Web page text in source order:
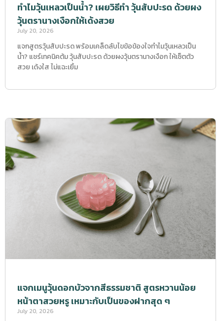
ทำไมวุ้นเหลวเป็นน้ำ? เผยวิธีทำ วุ้นสับปะรด ด้วยผง
วุ้นตรานางเงือกให้เด้งสวย
July 20, 2026
แจกสูตรวุ้นสับปะรด พร้อมเคล็ดลับไขข้อข้องใจทำไมวุ้นเหลวเป็น
น้ำ? แชร์เทคนิคต้ม วุ้นสับปะรด ด้วยผงวุ้นตรานางเงือก ให้เซ็ตตัว
สวย เด้งใส ไม่แฉะเยิ้ม
แจกเมนูวุ้นดอกบัวจากสีธรรมชาติ สูตรหวานน้อย
หน้าตาสวยหรู เหมาะกับเป็นของฝากสุด ๆ
July 20, 2026